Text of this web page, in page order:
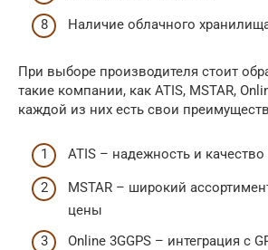
Наличие облачного
При выборе производителя стоит
такие компании, как ATIS, MSTAR,
каждой из них есть свои
ATIS – надежность и качество
MSTAR – широкий
цены
Online 3GGPS – интеграция с